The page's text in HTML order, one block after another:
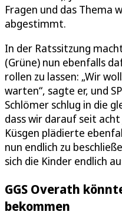
Fragen und das Thema
abgestimmt.
In der Ratssitzung
(Grüne) nun ebenfalls
rollen zu lassen: „Wir
warten“, sagte er, und
Schlömer schlug in die
dass wir darauf seit
Küsgen plädierte
nun endlich zu
sich die Kinder endlich
GGS Overath
bekommen